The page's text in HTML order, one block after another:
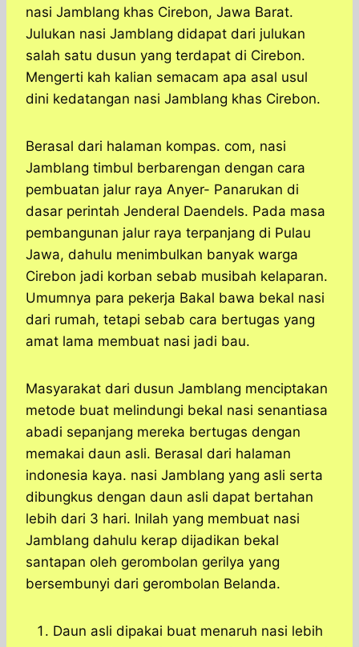
nasi Jamblang khas Cirebon, Jawa Barat.
Julukan nasi Jamblang didapat dari julukan
salah satu dusun yang terdapat di Cirebon.
Mengerti kah kalian semacam apa asal usul
dini kedatangan nasi Jamblang khas Cirebon.
Berasal dari halaman kompas. com, nasi
Jamblang timbul berbarengan dengan cara
pembuatan jalur raya Anyer- Panarukan di
dasar perintah Jenderal Daendels. Pada masa
pembangunan jalur raya terpanjang di Pulau
Jawa, dahulu menimbulkan banyak warga
Cirebon jadi korban sebab musibah kelaparan.
Umumnya para pekerja Bakal bawa bekal nasi
dari rumah, tetapi sebab cara bertugas yang
amat lama membuat nasi jadi bau.
Masyarakat dari dusun Jamblang menciptakan
metode buat melindungi bekal nasi senantiasa
abadi sepanjang mereka bertugas dengan
memakai daun asli. Berasal dari halaman
indonesia kaya. nasi Jamblang yang asli serta
dibungkus dengan daun asli dapat bertahan
lebih dari 3 hari. Inilah yang membuat nasi
Jamblang dahulu kerap dijadikan bekal
santapan oleh gerombolan gerilya yang
bersembunyi dari gerombolan Belanda.
Daun asli dipakai buat menaruh nasi lebih